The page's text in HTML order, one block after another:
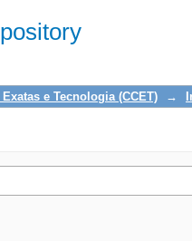
e Tecnologia (CCET) →